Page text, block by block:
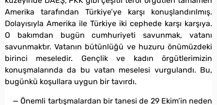
Amerika tarafından Türkiye’ye karşı konuşlandırılmış.
Dolayısıyla Amerika ile Türkiye iki cephede karşı karşıya.
O bakımdan bugün cumhuriyeti savunmak, vatanı
savunmaktır. Vatanın bütünlüğü ve huzuru önümüzdeki
birinci meseledir. Gençlik ve kadın örgütlerimizin
konuşmalarında da bu vatan meselesi vurgulandı. Bu,
bugünkü koşullara uygun bir tavırdı.
— Önemli tartışmalardan bir tanesi de 29 Ekim’in neden